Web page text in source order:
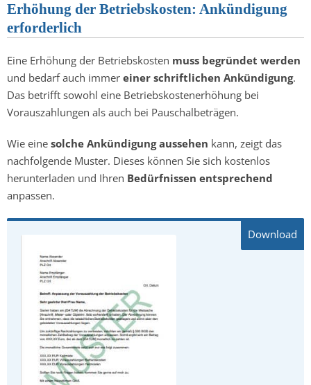
Erhöhung der Betriebskosten: Ankündigung
erforderlich
Eine Erhöhung der Betriebskosten muss begründet werden
und bedarf auch immer einer schriftlichen Ankündigung.
Das betrifft sowohl eine Betriebskostenerhöhung bei
Vorauszahlungen als auch bei Pauschalbeträgen.
Wie eine solche Ankündigung aussehen kann, zeigt das
nachfolgende Muster. Dieses können Sie sich kostenlos
herunterladen und Ihren Bedürfnissen entsprechend
anpassen.